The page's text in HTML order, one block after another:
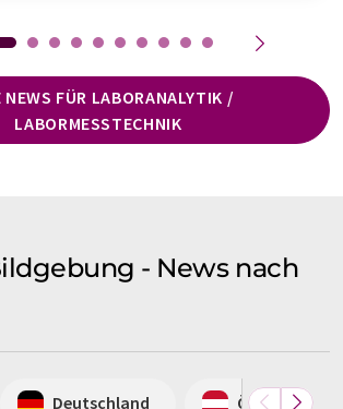
NEWS FÜR LABORANALYTIK /
LABORMESSTECHNIK
- News nach
Deutschland Österreich